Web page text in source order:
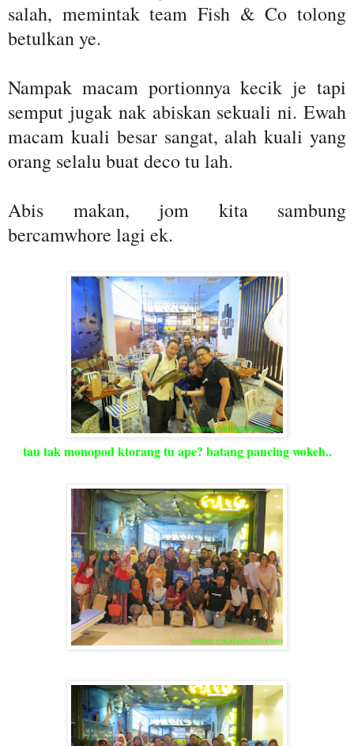
salah, memintak team Fish & Co tolong
betulkan ye.
Nampak macam portionnya kecik je tapi
semput jugak nak abiskan sekuali ni. Ewah
macam kuali besar sangat, alah kuali yang
orang selalu buat deco tu lah.
Abis makan, jom kita sambung
bercamwhore lagi ek.
tau tak monopod ktorang tu ape? batang pancing wokeh..